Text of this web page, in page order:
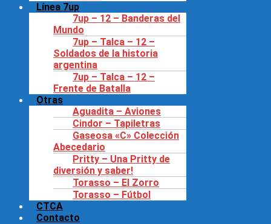
Línea 7up
7up – 12 – Banderas del
Mundo
7up – Talca – 12 –
Soldados de la historia
argentina
7up – Talca – 12 –
Frente de Batalla
Otras
Aguadita – Aviones
Cindor – Tapiletras
Gaseosa «C» Colección
Abecedario
Pritty – Una Pritty de
diversión y saber!
Torasso – El Zorro
Torasso – Fútbol
CTCA
Contacto